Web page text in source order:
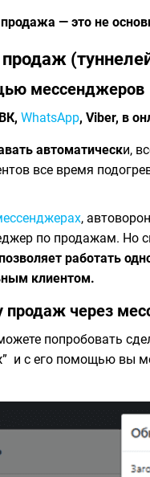
— это не
продаж
мессенджеров
WhatsApp, Viber, в
автоматически,
все время
,
по продажам. Но
работать
клиентом.
продаж через
попробовать
и с его помощью вы